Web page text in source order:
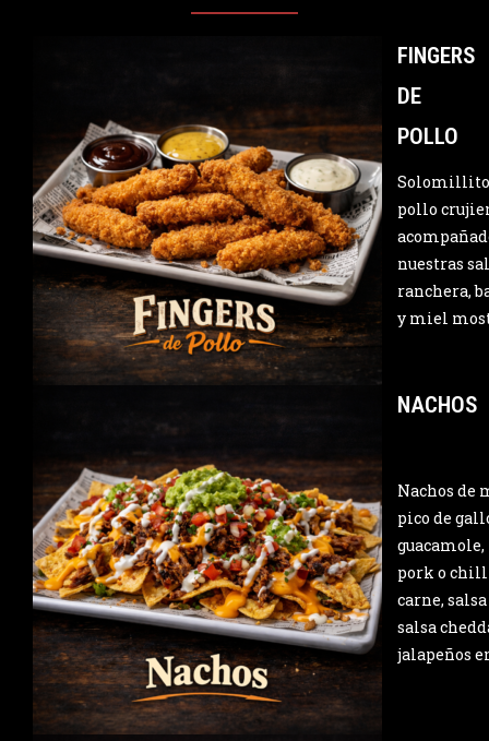
FINGERS
DE
POLLO
pollo
nuestras
ranchera,
y miel
NACHOS
Nachos de
pico de
pork o
carne,
salsa
jalapeños